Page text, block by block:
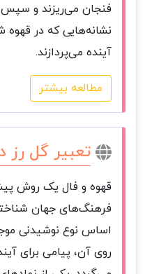
فنجان می‌ریزند و سپس
نشانه‌هایی که در قهوه
آینده می‌پردازند.
مطالعه بیشتر
تعبير گل رز
قهوه و فال یک روش
فرهنگ‌های جهان
اساس نوع نوشیدنی
روی آن، پیامی برای